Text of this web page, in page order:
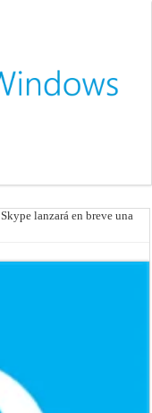
Skype lanzará en breve una